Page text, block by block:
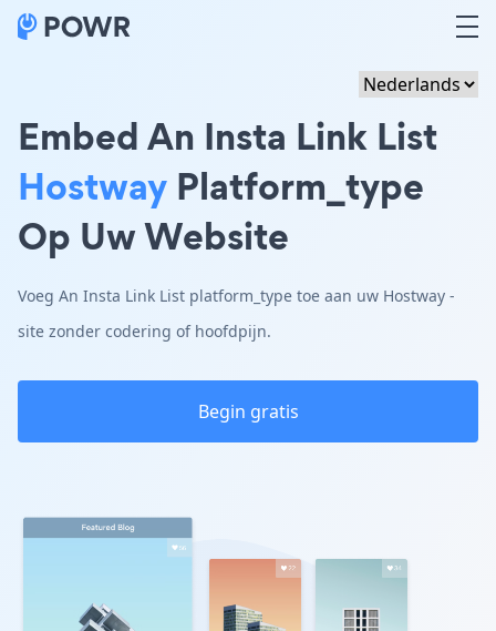
Embed An Insta Link List
Hostway Platform_type
Op Uw Website
Voeg An Insta Link List platform_type toe aan uw Hostway -
site zonder codering of hoofdpijn.
Begin gratis